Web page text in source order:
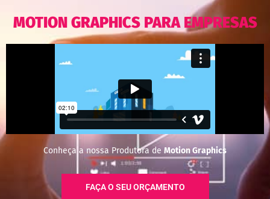
MOTION GRAPHICS PARA EMPRESAS
Conheça a nossa Produtora de Motion Graphics
FAÇA O SEU ORÇAMENTO